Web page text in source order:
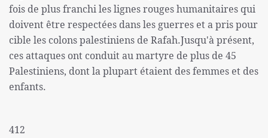
fois de plus franchi les lignes rouges humanitaires qui
doivent être respectées dans les guerres et a pris pour
cible les colons palestiniens de Rafah.Jusqu'à présent,
ces attaques ont conduit au martyre de plus de 45
Palestiniens, dont la plupart étaient des femmes et des
enfants.
412